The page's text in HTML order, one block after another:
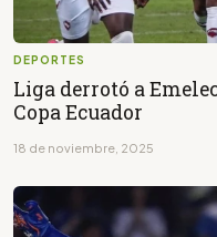
DEPORTES
Liga derrotó a
Copa Ecuador
18 de noviembre, 2025